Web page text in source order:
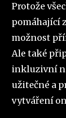
Protože
pomáhající
možnost
Ale také
inkluzivní
užitečné a
vytváření